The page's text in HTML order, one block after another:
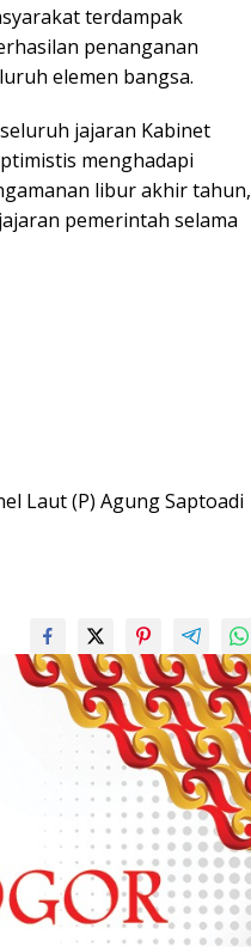
terdampak
penanganan
elemen bangsa.
jajaran Kabinet
menghadapi
libur akhir tahun,
pemerintah selama
Laut (P) Agung Saptoadi